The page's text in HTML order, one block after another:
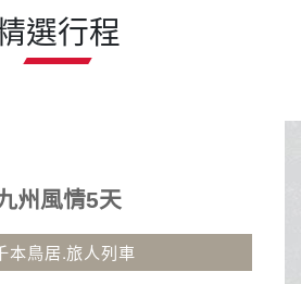
選行程
州風情5天
本鳥居.旅人列車